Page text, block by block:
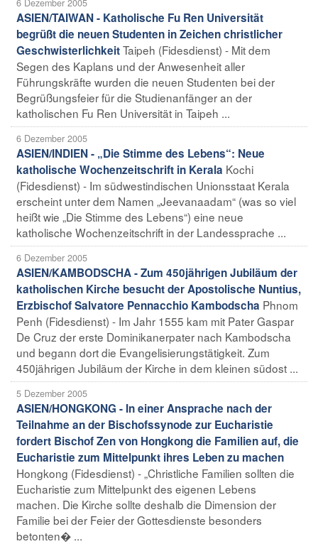
6 Dezember 2005
ASIEN/TAIWAN - Katholische Fu Ren Universität
begrüßt die neuen Studenten in Zeichen christlicher
GeschwisterlichkeitTaipeh (Fidesdienst) - Mit dem
Segen des Kaplans und der Anwesenheit aller
Führungskräfte wurden die neuen Studenten bei der
Begrüßungsfeier für die Studienanfänger an der
katholischen Fu Ren Universität in Taipeh ...
6 Dezember 2005
ASIEN/INDIEN - „Die Stimme des Lebens“: Neue
katholische Wochenzeitschrift in Kerala Kochi
(Fidesdienst) - Im südwestindischen Unionsstaat Kerala
erscheint unter dem Namen „Jeevanaadam“ (was so viel
heißt wie „Die Stimme des Lebens“) eine neue
katholische Wochenzeitschrift in der Landessprache ...
6 Dezember 2005
ASIEN/KAMBODSCHA - Zum 450jährigen Jubiläum der
katholischen Kirche besucht der Apostolische Nuntius,
Erzbischof Salvatore Pennacchio Kambodscha Phnom
Penh (Fidesdienst) - Im Jahr 1555 kam mit Pater Gaspar
De Cruz der erste Dominikanerpater nach Kambodscha
und begann dort die Evangelisierungstätigkeit. Zum
450jährigen Jubiläum der Kirche in dem kleinen südost ...
5 Dezember 2005
ASIEN/HONGKONG - In einer Ansprache nach der
Teilnahme an der Bischofssynode zur Eucharistie
fordert Bischof Zen von Hongkong die Familien auf, die
Eucharistie zum Mittelpunkt ihres Leben zu machen
Hongkong (Fidesdienst) - „Christliche Familien sollten die
Eucharistie zum Mittelpunkt des eigenen Lebens
machen. Die Kirche sollte deshalb die Dimension der
Familie bei der Feier der Gottesdienste besonders
betonten� ...